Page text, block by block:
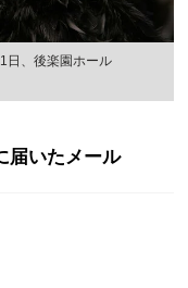
日、後楽園ホール
届いたメール